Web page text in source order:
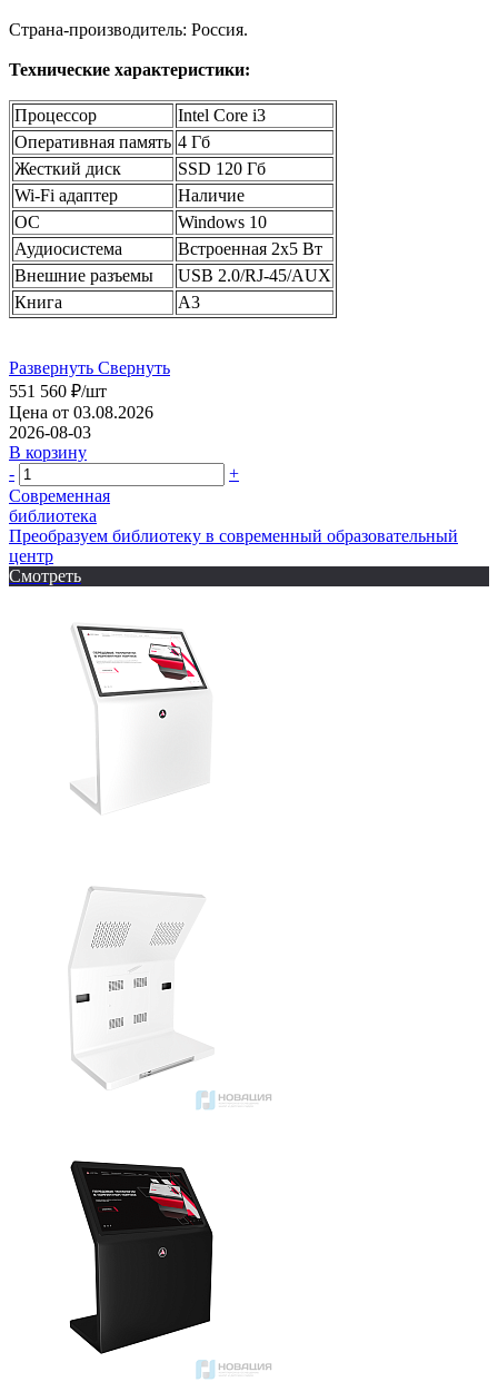
Страна-производитель: Россия.
Технические характеристики:
Процессор
Intel Core i3
Оперативная память 4 Гб
Жесткий диск
SSD 120 Гб
Wi-Fi адаптер
Наличие
ОС
Windows 10
Аудиосистема
Встроенная 2х5 Вт
Внешние разъемы
USB 2.0/RJ-45/AUX
Книга
А3
Развернуть Свернуть
551 560 ₽/шт
Цена от 03.08.2026
2026-08-03
В корзину
-
+
Современная
библиотека
Преобразуем библиотеку в современный образовательный
центр
Смотреть